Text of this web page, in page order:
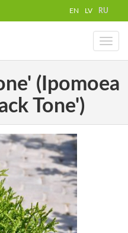
EN LV RU
Toggle
(Ipomoea
Tone')